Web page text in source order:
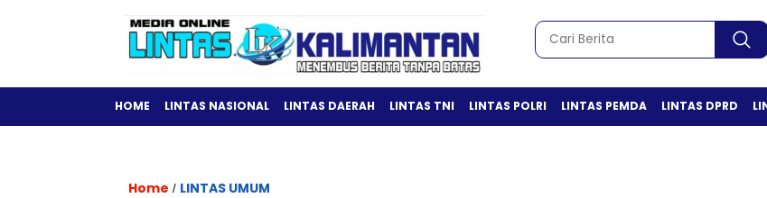
HOME LINTAS NASIONAL LINTAS DAERAH LINTAS TNI LINTAS POLRI LINTAS PEMDA LINTAS DPRD
Home / LINTAS UMUM